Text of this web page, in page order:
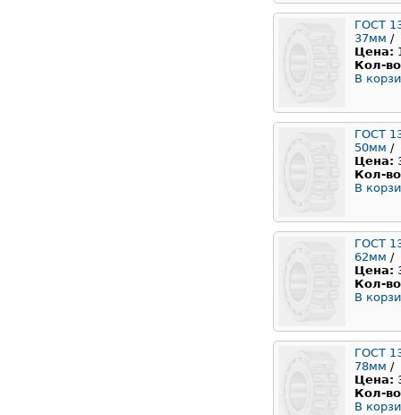
ГОСТ
37мм /
Цена:
Кол-
В
ГОСТ
50мм /
Цена:
Кол-
В
ГОСТ
62мм /
Цена:
Кол-
В
ГОСТ
78мм /
Цена:
Кол-
В